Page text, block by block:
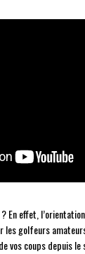
En effet,
les golfeurs
vos coups depuis le